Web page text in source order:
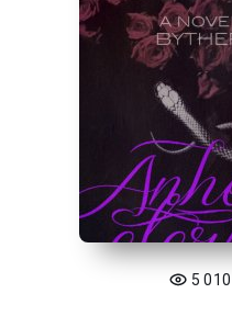
5 010